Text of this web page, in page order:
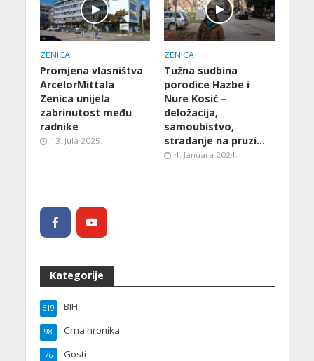
ZENICA
Promjena vlasništva
ArcelorMittala
Zenica unijela
zabrinutost među
radnike
13. Jula 2025.
ZENICA
Tužna sudbina
porodice Hazbe i
Nure Kosić –
deložacija,
samoubistvo,
stradanje na pruzi…
4. Januara 2024.
Kategorije
BIH
619
Crna hronika
98
Gosti
76